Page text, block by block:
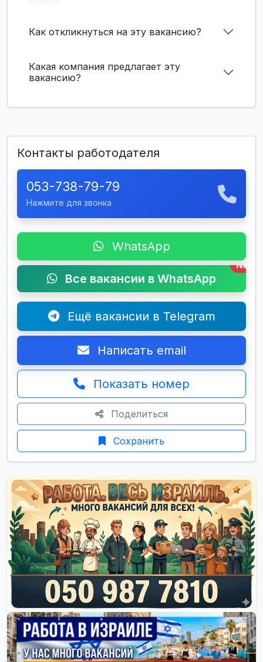
Как откликнуться на эту вакансию?
Какая компания предлагает эту
вакансию?
Контакты работодателя
053-738-79-79
Нажмите для звонка
WhatsApp
Все вакансии в WhatsApp
New
Ещё вакансии в Telegram
Написать email
Показать номер
Поделиться
Сохранить